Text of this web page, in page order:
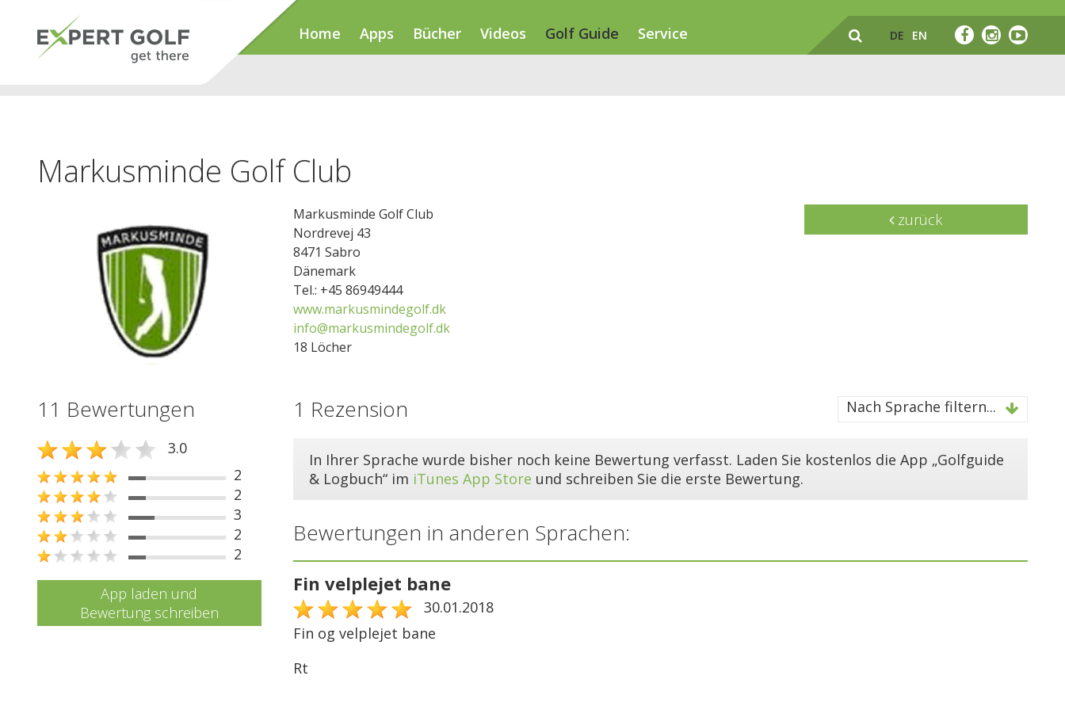
Home Apps Bücher Videos Golf Guide Service DE EN
Markusminde Golf Club
Markusminde Golf Club
Nordrevej 43
8471 Sabro
Dänemark
Tel.: +45 86949444
www.markusmindegolf.dk
info@markusmindegolf.dk
18 Löcher
zurück
11 Bewertungen
3.0
2
2
3
2
2
App laden und
Bewertung schreiben
1 Rezension Nach Sprache filtern...
In Ihrer Sprache wurde bisher noch keine Bewertung verfasst. Laden Sie kostenlos die App „Golfguide
& Logbuch“ im iTunes App Store und schreiben Sie die erste Bewertung.
Bewertungen in anderen Sprachen:
Fin velplejet bane
30.01.2018
Fin og velplejet bane
Rt